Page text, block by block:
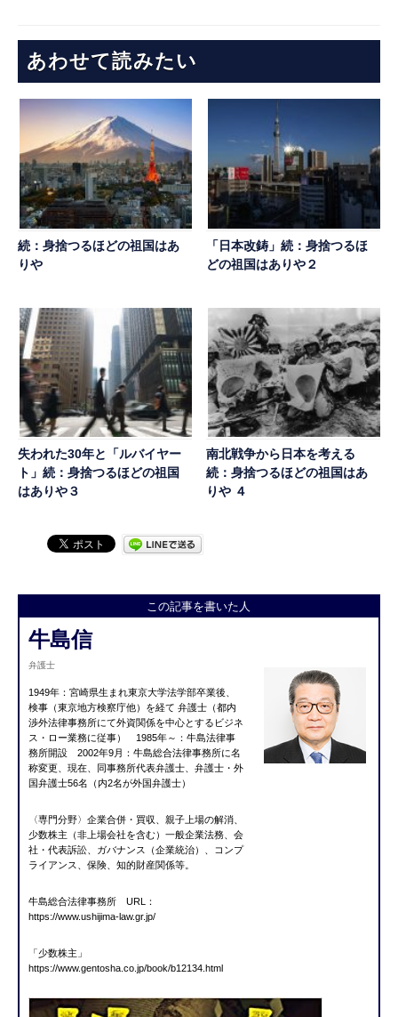
あわせて読みたい
続：身捨つるほどの祖国はあ
りや
「日本改鋳」続：身捨つるほ
どの祖国はありや２
失われた30年と「ルバイヤー
ト」続：身捨つるほどの祖国
はありや３
南北戦争から日本を考える
続：身捨つるほどの祖国はあ
りや ４
この記事を書いた人
牛島信
弁護士
1949年：宮崎県生まれ東京大学法学部卒業後、
検事（東京地方検察庁他）を経て 弁護士（都内
渉外法律事務所にて外資関係を中心とするビジネ
ス・ロー業務に従事） 1985年～：牛島法律事
務所開設 2002年9月：牛島総合法律事務所に名
称変更、現在、同事務所代表弁護士、弁護士・外
国弁護士56名（内2名が外国弁護士）
〈専門分野〉企業合併・買収、親子上場の解消、
少数株主（非上場会社を含む）一般企業法務、会
社・代表訴訟、ガバナンス（企業統治）、コンプ
ライアンス、保険、知的財産関係等。
牛島総合法律事務所 URL：
https://www.ushijima-law.gr.jp/
「少数株主」
https://www.gentosha.co.jp/book/b12134.html